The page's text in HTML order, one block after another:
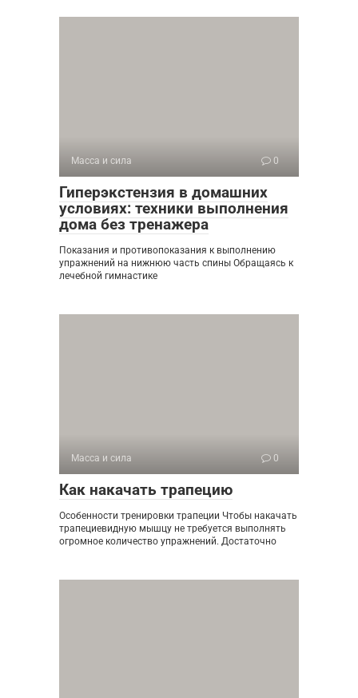
Масса и сила 0
Гиперэкстензия в домашних
условиях: техники выполнения
дома без тренажера
Показания и противопоказания к выполнению
упражнений на нижнюю часть спины Обращаясь к
лечебной гимнастике
Масса и сила 0
Как накачать трапецию
Особенности тренировки трапеции Чтобы накачать
трапециевидную мышцу не требуется выполнять
огромное количество упражнений. Достаточно